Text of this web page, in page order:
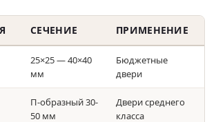
СЕЧЕНИЕ ПРИМЕНЕНИЕ
25×25 — 40×40
мм
Бюджетные
двери
П-образный 30-
50 мм
Двери среднего
класса